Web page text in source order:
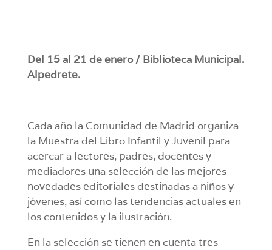
Del 15 al 21 de enero / Biblioteca Municipal.
Alpedrete.
Cada año la Comunidad de Madrid organiza
la Muestra del Libro Infantil y Juvenil para
acercar a lectores, padres, docentes y
mediadores una selección de las mejores
novedades editoriales destinadas a niños y
jóvenes, así como las tendencias actuales en
los contenidos y la ilustración.
En la selección se tienen en cuenta tres